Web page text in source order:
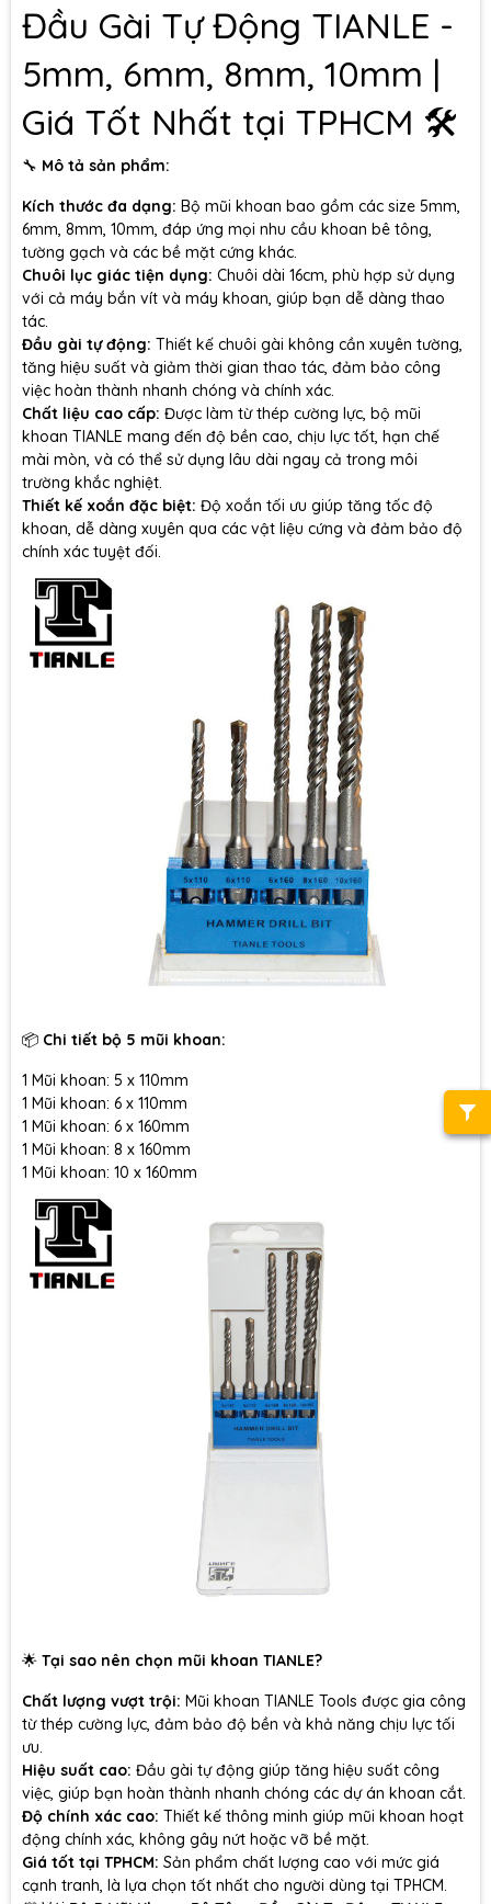
Đầu Gài Tự Động TIANLE -
5mm, 6mm, 8mm, 10mm |
Giá Tốt Nhất tại TPHCM 🛠️
🔧 Mô tả sản phẩm:
Kích thước đa dạng: Bộ mũi khoan bao gồm các size 5mm,
6mm, 8mm, 10mm, đáp ứng mọi nhu cầu khoan bê tông,
tường gạch và các bề mặt cứng khác.
Chuôi lục giác tiện dụng: Chuôi dài 16cm, phù hợp sử dụng
với cả máy bắn vít và máy khoan, giúp bạn dễ dàng thao
tác.
Đầu gài tự động: Thiết kế chuôi gài không cần xuyên tường,
tăng hiệu suất và giảm thời gian thao tác, đảm bảo công
việc hoàn thành nhanh chóng và chính xác.
Chất liệu cao cấp: Được làm từ thép cường lực, bộ mũi
khoan TIANLE mang đến độ bền cao, chịu lực tốt, hạn chế
mài mòn, và có thể sử dụng lâu dài ngay cả trong môi
trường khắc nghiệt.
Thiết kế xoắn đặc biệt: Độ xoắn tối ưu giúp tăng tốc độ
khoan, dễ dàng xuyên qua các vật liệu cứng và đảm bảo độ
chính xác tuyệt đối.
📦 Chi tiết bộ 5 mũi khoan:
1 Mũi khoan: 5 x 110mm
1 Mũi khoan: 6 x 110mm
1 Mũi khoan: 6 x 160mm
1 Mũi khoan: 8 x 160mm
1 Mũi khoan: 10 x 160mm
🌟 Tại sao nên chọn mũi khoan TIANLE?
Chất lượng vượt trội: Mũi khoan TIANLE Tools được gia công
từ thép cường lực, đảm bảo độ bền và khả năng chịu lực tối
ưu.
Hiệu suất cao: Đầu gài tự động giúp tăng hiệu suất công
việc, giúp bạn hoàn thành nhanh chóng các dự án khoan cắt.
Độ chính xác cao: Thiết kế thông minh giúp mũi khoan hoạt
động chính xác, không gây nứt hoặc vỡ bề mặt.
Giá tốt tại TPHCM: Sản phẩm chất lượng cao với mức giá
cạnh tranh, là lựa chọn tốt nhất cho người dùng tại TPHCM.